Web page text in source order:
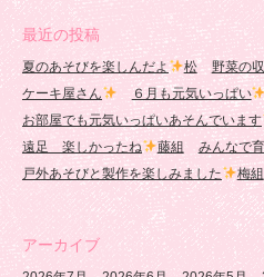
最近の投稿
夏のあそびを楽しんだよ 松 野菜の
ケーキ屋さん
６月も元気いっぱい
お部屋でも元気いっぱいあそんでいます
遠足 楽しかったね
藤組 みんなで
戸外あそびと製作を楽しみました
梅組
アーカイブ